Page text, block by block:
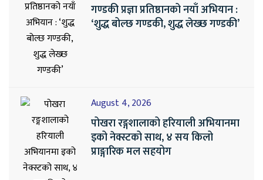
गण्डकी प्रज्ञा प्रतिष्ठानको नयाँ अभियान :
‘शुद्ध बोल्छ गण्डकी, शुद्ध लेख्छ गण्डकी’
August 4, 2026
पोखरा रङ्गशालाको हरियाली अभियानमा
इको नेक्स्टको साथ, ४ सय किलो
प्राङ्गारिक मल सहयोग